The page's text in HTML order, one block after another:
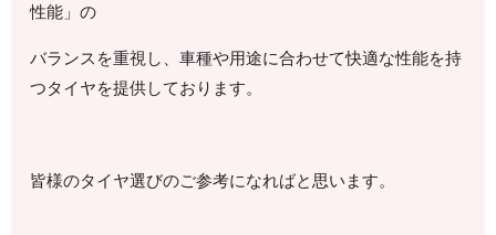
性能」の
バランスを重視し、車種や用途に合わせて快適な性能を持
つタイヤを提供しております。
皆様のタイヤ選びのご参考になればと思います。